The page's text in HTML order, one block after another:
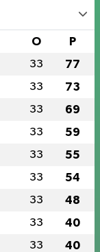
O P
33 77
33 73
33 69
33 59
33 55
33 54
33 48
33 40
33 40